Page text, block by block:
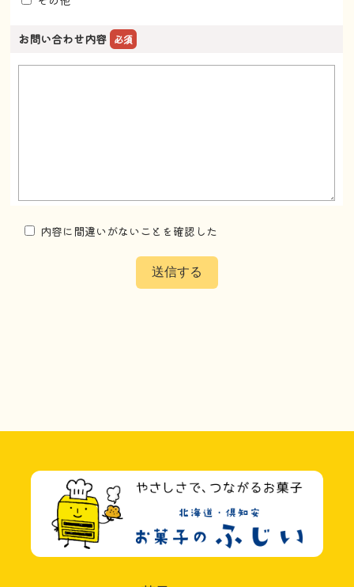
お問い合わせ内容 必須
このフィールドは空のままにしてください。
内容に間違いがないことを確認した